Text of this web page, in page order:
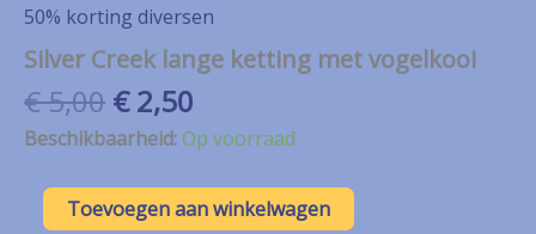
50% korting diversen
Silver Creek lange ketting met vogelkooi
€5,00 Oorspronkelijke
prijs
€ 5,00.
€2,50
prijs
is:
€ 2,50.
Beschikbaarheid:Op voorraad
Silver
Creek Toevoegen aan winkelwagen